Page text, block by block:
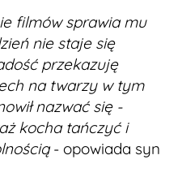
filmów sprawia mu
nie staje się
przekazuję
na twarzy w tym
nazwać się -
kocha tańczyć i
- opowiada syn